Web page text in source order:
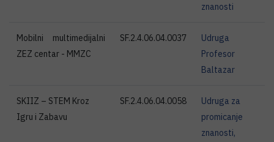
znanosti
Mobilni multimedijalni
ZEZ centar - MMZC
SF.2.4.06.04.0037
Udruga
Profesor
Baltazar
SKIIZ – STEM Kroz
Igru i Zabavu
SF.2.4.06.04.0058
Udruga za
promicanje
znanosti,